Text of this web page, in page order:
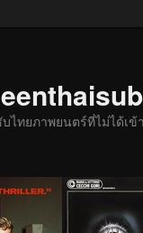
ไทยภาพยนตร์ที่ไม่ได้เข้